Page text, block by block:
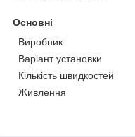
Основні
Виробник
Варіант установки
Кількість швидкостей
Живлення